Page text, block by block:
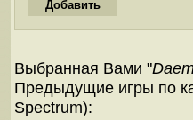
Выбранная Вами "
Предыдущие игры по
Spectrum):